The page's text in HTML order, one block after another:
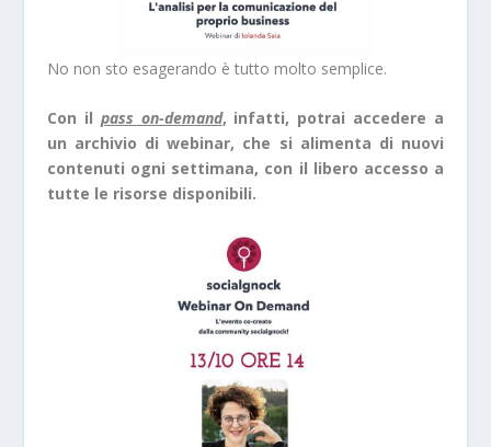
No non sto esagerando è tutto molto semplice.
Con il pass on-demand, infatti, potrai accedere a
un archivio di webinar, che si alimenta di nuovi
contenuti ogni settimana, con il libero accesso a
tutte le risorse disponibili.